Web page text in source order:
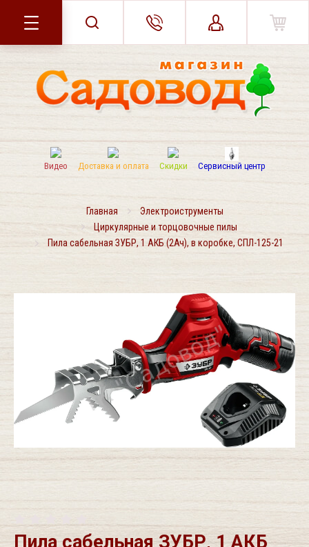
Видео Доставка и оплата Скидки Сервисный центр
Главная
Электроиструменты
Циркулярные и торцовочные пилы
Пила сабельная ЗУБР, 1 АКБ (2Ач), в коробке, СПЛ-125-21
Пила сабельная ЗУБР, 1 АКБ